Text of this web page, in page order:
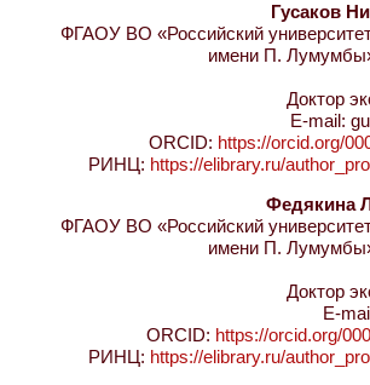
Гусаков
ФГАОУ ВО «Российский
имени П.
Доктор
E-mail:
ORCID: https://orcid.org/
РИНЦ: https://elibrary.ru/
Федякина
ФГАОУ ВО «Российский
имени П.
Доктор
E-
ORCID: https://orcid.org/
РИНЦ: https://elibrary.ru/